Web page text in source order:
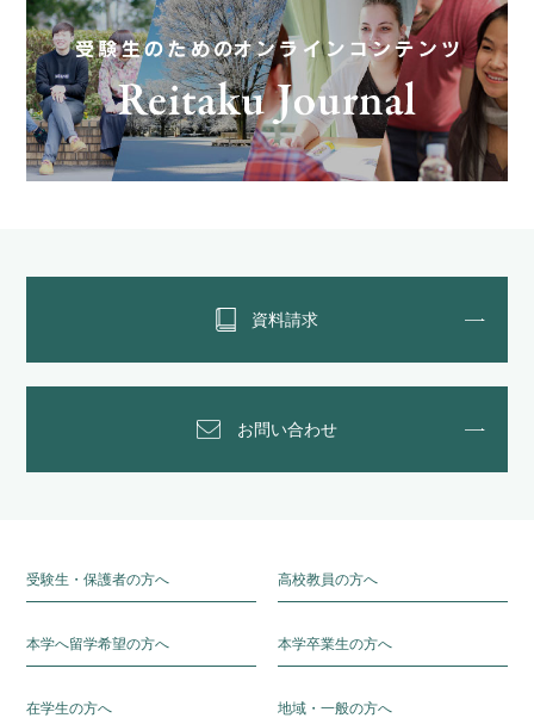
資料請求
お問い合わせ
受験生・保護者の方へ 高校教員の方へ
本学へ留学希望の方へ 本学卒業生の方へ
在学生の方へ 地域・一般の方へ